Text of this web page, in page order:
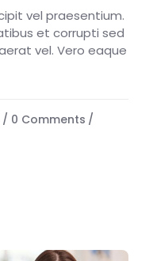
vel praesentium.
et corrupti sed
vel. Vero eaque
0 Comments